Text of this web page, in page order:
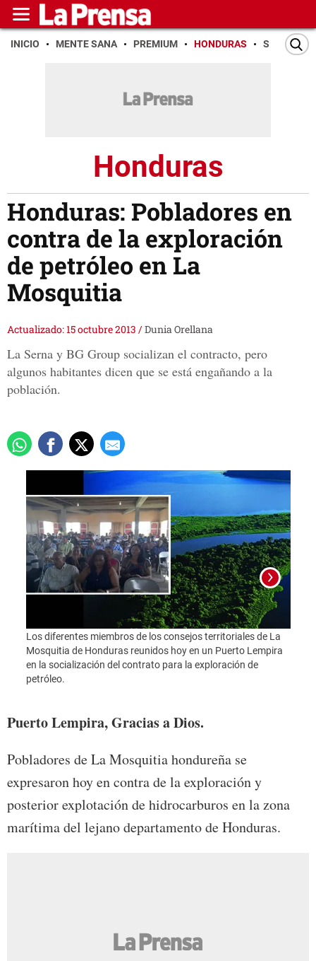
INICIO MENTE SANA PREMIUM HONDURAS SAN PEDRO
Honduras
Honduras: Pobladores en
contra de la exploración
de petróleo en La
Mosquitia
Actualizado: 15 octubre 2013 /Dunia Orellana
La Serna y BG Group socializan el contracto, pero
algunos habitantes dicen que se está engañando a la
población.
Los diferentes miembros de los consejos territoriales de La
Mosquitia de Honduras reunidos hoy en un Puerto Lempira
en la socialización del contrato para la exploración de
petróleo.
Puerto Lempira, Gracias a Dios.
Pobladores de La Mosquitia hondureña se
expresaron hoy en contra de la exploración y
posterior explotación de hidrocarburos en la zona
marítima del lejano departamento de Honduras.